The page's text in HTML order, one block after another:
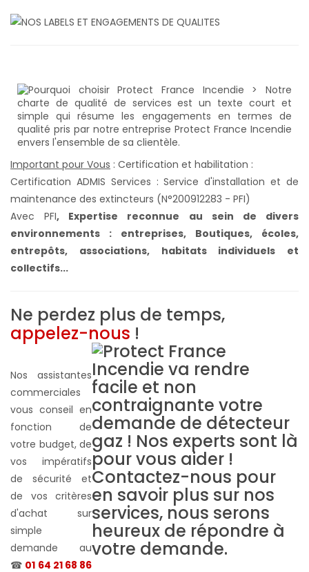
Important pour Vous : Certification et habilitation :
Certification ADMIS Services : Service d'installation et de
maintenance des extincteurs (N°200912283 - PFI)
Avec PFI, Expertise reconnue au sein de divers
environnements : entreprises, Boutiques, écoles,
entrepôts, associations, habitats individuels et
collectifs...
Ne perdez plus de temps,
appelez-nous !
Nos assistantes
commerciales
vous conseil en
fonction de
votre budget, de
vos impératifs
de sécurité et
de vos critères
d'achat sur
simple
demande au
☎ 01 64 21 68 86